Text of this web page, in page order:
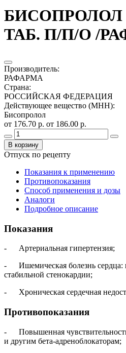
БИСОПРОЛОЛ
ТАБ. П/П/О /
Производитель:
РАФАРМА
Страна:
РОССИЙСКАЯ ФЕДЕРАЦИЯ
Действующее вещество (МНН):
Бисопролол
от 176.70 р. от 186.00 р.
В корзину
Отпуск по рецепту
Показания к применению
Противопоказания
Способ применения и дозы
Аналоги
Подробное описание
Показания
- Артериальная гипертензия;
- Ишемическая болезнь сердца:
стабильной стенокардии;
- Хроническая сердечная
Противопоказания
- Повышенная
и другим бета-адреноблокаторам;